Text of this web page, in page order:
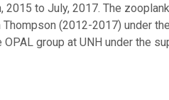
2015 to July, 2017. The
(2012-2017) under
group at UNH under the